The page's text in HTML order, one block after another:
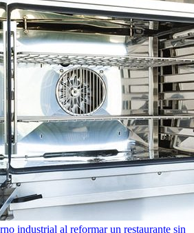
industrial al reformar un restaurante sin